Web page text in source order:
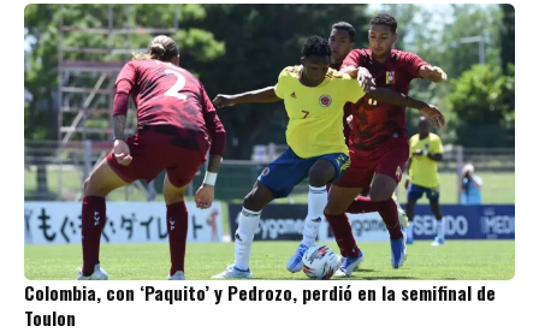
Colombia, con ‘Paquito’ y Pedrozo, perdió en la semifinal de
Toulon